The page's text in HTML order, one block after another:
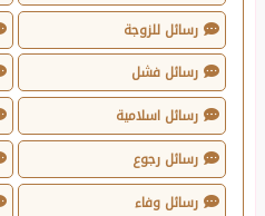
رسائل للزوجة
رسائل فشل
رسائل اسلامية
رسائل رجوع
رسائل وفاء